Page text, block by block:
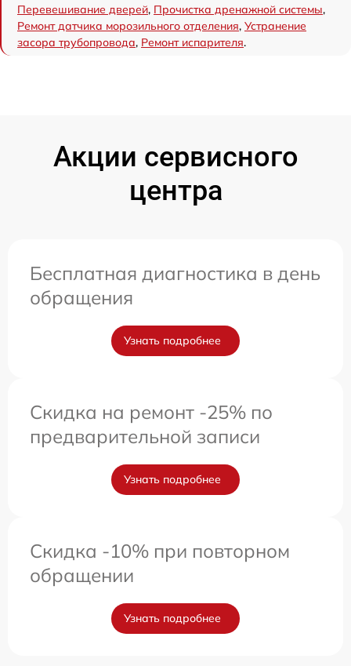
Перевешивание дверей, Прочистка дренажной системы,
Ремонт датчика морозильного отделения, Устранение
засора трубопровода, Ремонт испарителя.
Акции сервисного
центра
Бесплатная диагностика в день
обращения
Узнать подробнее
Скидка на ремонт -25% по
предварительной записи
Узнать подробнее
Скидка -10% при повторном
обращении
Узнать подробнее